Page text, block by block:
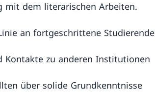
mit dem literarischen Arbeiten.
an fortgeschrittene Studierende
Kontakte zu anderen Institutionen
über solide Grundkenntnisse